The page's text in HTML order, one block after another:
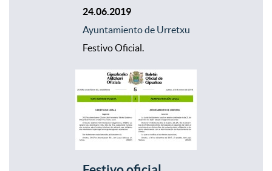
24.06.2019
Ayuntamiento de Urretxu
Festivo Oficial.